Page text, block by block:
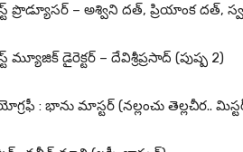
ప్రొడ్యూసర్ – అశ్విని దత్, ప్రియాంక దత్,
డైరెక్టర్ – దేవిశ్రీప్రసాద్ (పుష్ప 2)
: భాను మాస్టర్ (నల్లంచు తెల్లచీర..